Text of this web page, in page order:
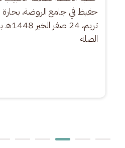
محاضرة العلامة الحبيب
جلسة
لجامع عمر بن الخطاب،